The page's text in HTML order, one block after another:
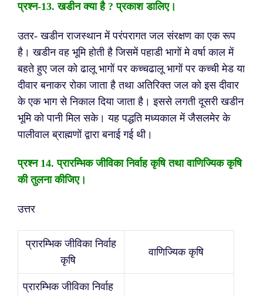
प्रश्न-13. खडीन क्या है ? प्रकाश डालिए।
उतर- खडीन राजस्थान में परंपरागत जल संरक्षण का एक रूप
है। खडीन वह भूमि होती है जिसमें पहाडी भागों मे वर्षा काल में
बहते हुए जल को ढालू भागों पर कच्चढालू भागों पर कच्ची मेड या
दीवार बनाकर रोका जाता है तथा अतिरिक्त जल को इस दीवार
के एक भाग से निकाल दिया जाता है। इससे लगती दूसरी खडीन
भूमि को पानी मिल सके। यह पद्धति मध्यकाल में जैसलमेर के
पालीवाल ब्राह्मणों द्वारा बनाई गई थी।
प्रश्न 14. प्रारम्भिक जीविका निर्वाह कृषि तथा वाणिज्यिक कृषि
की तुलना कीजिए।
उत्तर
प्रारम्भिक जीविका निर्वाह
कृषि
वाणिज्यिक कृषि
प्रारम्भिक जीविका निर्वाह